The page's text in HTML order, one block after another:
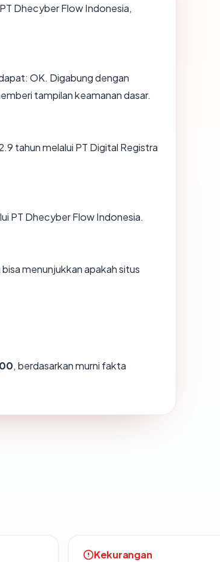
Dhecyber Flow Indonesia,
OK. Digabung dengan
tampilan keamanan dasar.
tahun melalui PT Digital Registra
PT Dhecyber Flow Indonesia.
menunjukkan apakah situs
, berdasarkan murni fakta
Kekurangan